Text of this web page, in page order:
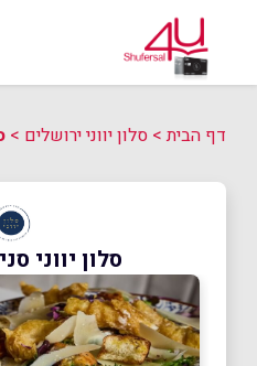
דף הבית> סלון יווני ירושלים >
סלון יווני